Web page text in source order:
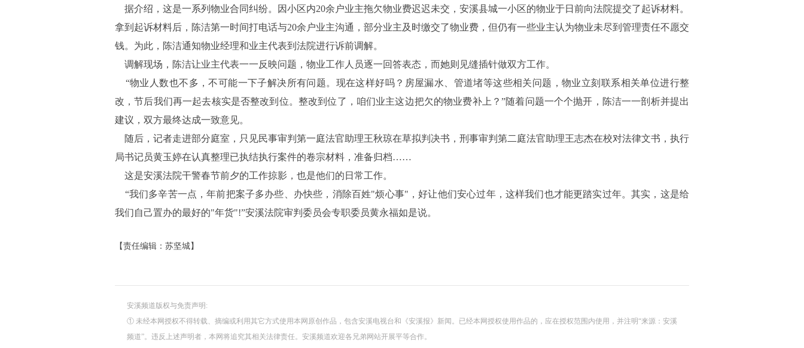
据介绍，这是一系列物业合同纠纷。因小区内20余户业主拖欠物业费迟迟未交，安溪县城一小区的物业于日前向法院提交了起诉材料。
拿到起诉材料后，陈洁第一时间打电话与20余户业主沟通，部分业主及时缴交了物业费，但仍有一些业主认为物业未尽到管理责任不愿交
钱。为此，陈洁通知物业经理和业主代表到法院进行诉前调解。
调解现场，陈洁让业主代表一一反映问题，物业工作人员逐一回答表态，而她则见缝插针做双方工作。
“物业人数也不多，不可能一下子解决所有问题。现在这样好吗？房屋漏水、管道堵等这些相关问题，物业立刻联系相关单位进行整
改，节后我们再一起去核实是否整改到位。整改到位了，咱们业主这边把欠的物业费补上？”随着问题一个个抛开，陈洁一一剖析并提出
建议，双方最终达成一致意见。
随后，记者走进部分庭室，只见民事审判第一庭法官助理王秋琼在草拟判决书，刑事审判第二庭法官助理王志杰在校对法律文书，执行
局书记员黄玉婷在认真整理已执结执行案件的卷宗材料，准备归档……
这是安溪法院干警春节前夕的工作掠影，也是他们的日常工作。
“我们多辛苦一点，年前把案子多办些、办快些，消除百姓"烦心事"，好让他们安心过年，这样我们也才能更踏实过年。其实，这是给
我们自己置办的最好的"年货"!”安溪法院审判委员会专职委员黄永福如是说。
【责任编辑：苏坚城】
安溪频道版权与免责声明:
① 未经本网授权不得转载、摘编或利用其它方式使用本网原创作品，包含安溪电视台和《安溪报》新闻。已经本网授权使用作品的，应在授权范围内使用，并注明“来源：安溪
频道”。违反上述声明者，本网将追究其相关法律责任。安溪频道欢迎各兄弟网站开展平等合作。